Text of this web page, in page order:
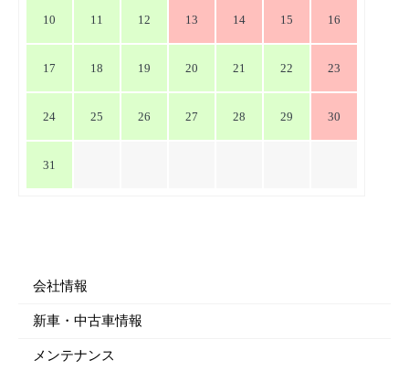
10 11 12 13 14 15 16
17 18 19 20 21 22 23
24 25 26 27 28 29 30
31
会社情報
新車・中古車情報
メンテナンス